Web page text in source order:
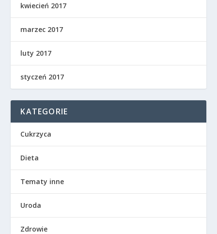
kwiecień 2017
marzec 2017
luty 2017
styczeń 2017
KATEGORIE
Cukrzyca
Dieta
Tematy inne
Uroda
Zdrowie